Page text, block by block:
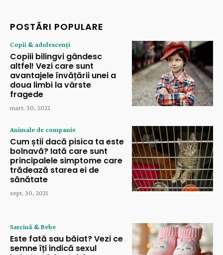
POSTĂRI POPULARE
Copii & adolescenți
Copiii bilingvi gândesc
altfel! Vezi care sunt
avantajele învățării unei a
doua limbi la vârste
fragede
mart. 30, 2022
Animale de companie
Cum știi dacă pisica ta este
bolnavă? Iată care sunt
principalele simptome care
trădează starea ei de
sănătate
sept. 30, 2021
Sarcină & Bebe
Este fată sau băiat? Vezi ce
semne îți indică sexul